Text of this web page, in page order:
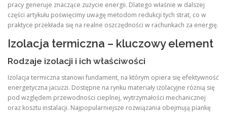
pracy generuje znaczące zużycie energii. Dlatego właśnie w dalszej
części artykułu poświęcimy uwagę metodom redukcji tych strat, co w
praktyce przekłada się na realne oszczędności w rachunkach za energię.
Izolacja termiczna – kluczowy element
Rodzaje izolacji i ich właściwości
Izolacja termiczna stanowi fundament, na którym opiera się efektywność
energetyczna jacuzzi. Dostępne na rynku materiały izolacyjne różnią się
pod względem przewodności cieplnej, wytrzymałości mechanicznej
oraz kosztu instalacji. Najpopularniejsze rozwiązania obejmują piankę